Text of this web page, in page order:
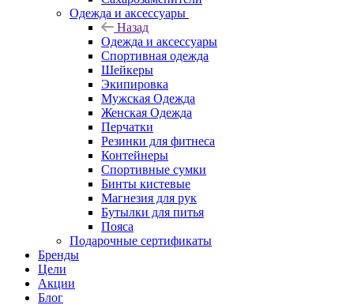
Одежда и аксессуары
Назад
Одежда и аксессуары
Спортивная одежда
Шейкеры
Экипировка
Мужская Одежда
Женская Одежда
Перчатки
Резинки для фитнеса
Контейнеры
Спортивные сумки
Бинты кистевые
Магнезия для рук
Бутылки для питья
Пояса
Подарочные сертификаты
Бренды
Цели
Акции
Блог